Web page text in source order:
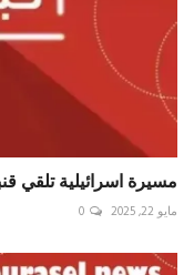
مسيرة اسرائيلية تلقي
مايو 22, 2025 0